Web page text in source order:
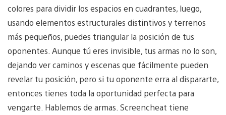
colores para dividir los espacios en cuadrantes, luego,
usando elementos estructurales distintivos y terrenos
más pequeños, puedes triangular la posición de tus
oponentes. Aunque tú eres invisible, tus armas no lo son,
dejando ver caminos y escenas que fácilmente pueden
revelar tu posición, pero si tu oponente erra al dispararte,
entonces tienes toda la oportunidad perfecta para
vengarte. Hablemos de armas. Screencheat tiene